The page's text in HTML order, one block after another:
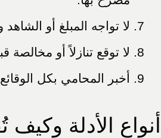
لا تواجه المبلغ أو الشاهد
لا توقع تنازلاً أو مخالصة
أخبر المحامي بكل
أنواع الأدلة